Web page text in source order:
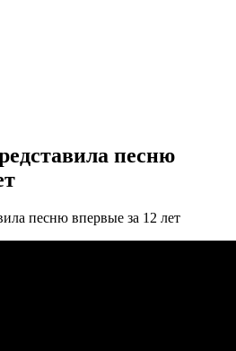
песню